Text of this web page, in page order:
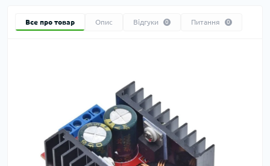
Все про товар Опис Відгуки 0 Питання 0